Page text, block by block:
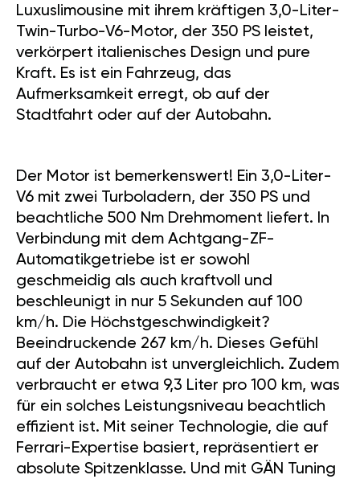
Luxuslimousine mit ihrem kräftigen 3,0-Liter-
Twin-Turbo-V6-Motor, der 350 PS leistet,
verkörpert italienisches Design und pure
Kraft. Es ist ein Fahrzeug, das
Aufmerksamkeit erregt, ob auf der
Stadtfahrt oder auf der Autobahn.
Der Motor ist bemerkenswert! Ein 3,0-Liter-
V6 mit zwei Turboladern, der 350 PS und
beachtliche 500 Nm Drehmoment liefert. In
Verbindung mit dem Achtgang-ZF-
Automatikgetriebe ist er sowohl
geschmeidig als auch kraftvoll und
beschleunigt in nur 5 Sekunden auf 100
km/h. Die Höchstgeschwindigkeit?
Beeindruckende 267 km/h. Dieses Gefühl
auf der Autobahn ist unvergleichlich. Zudem
verbraucht er etwa 9,3 Liter pro 100 km, was
für ein solches Leistungsniveau beachtlich
effizient ist. Mit seiner Technologie, die auf
Ferrari-Expertise basiert, repräsentiert er
absolute Spitzenklasse. Und mit GÄN Tuning